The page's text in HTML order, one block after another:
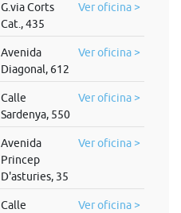
G.via Corts
Cat., 435
Ver oficina >
Avenida
Diagonal, 612
Ver oficina >
Calle
Sardenya, 550
Ver oficina >
Avenida
Princep
D'asturies, 35
Ver oficina >
Calle
Ver oficina >